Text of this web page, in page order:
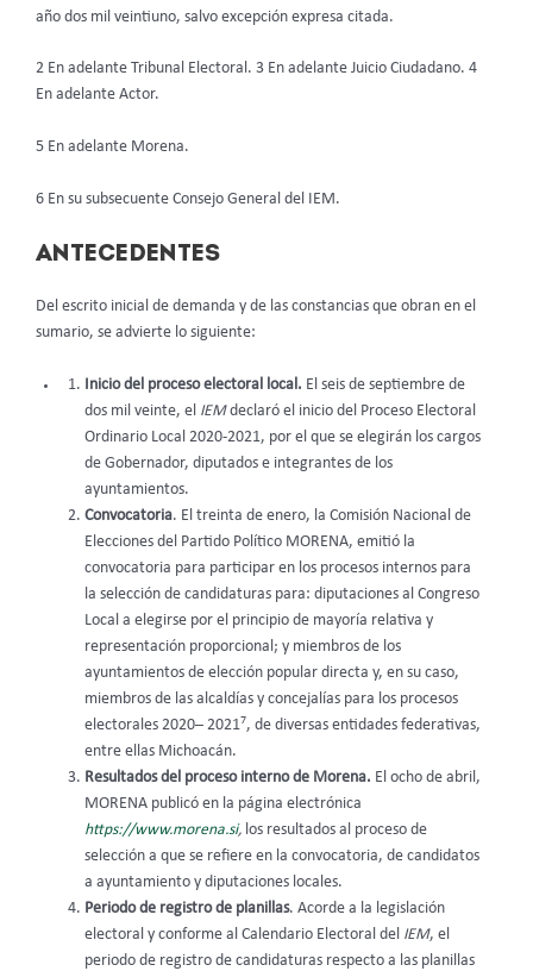
año dos mil veintiuno, salvo excepción expresa citada.
2 En adelante Tribunal Electoral. 3 En adelante Juicio Ciudadano. 4
En adelante Actor.
5 En adelante Morena.
6 En su subsecuente Consejo General del IEM.
ANTECEDENTES
Del escrito inicial de demanda y de las constancias que obran en el
sumario, se advierte lo siguiente:
Inicio del proceso electoral local. El seis de septiembre de
dos mil veinte, el IEMdeclaró el inicio del Proceso Electoral
Ordinario Local 2020-2021, por el que se elegirán los cargos
de Gobernador, diputados e integrantes de los
ayuntamientos.
Convocatoria. El treinta de enero, la Comisión Nacional de
Elecciones del Partido Político MORENA, emitió la
convocatoria para participar en los procesos internos para
la selección de candidaturas para: diputaciones al Congreso
Local a elegirse por el principio de mayoría relativa y
representación proporcional; y miembros de los
ayuntamientos de elección popular directa y, en su caso,
miembros de las alcaldías y concejalías para los procesos
electorales 2020– 20217, de diversas entidades federativas,
entre ellas Michoacán.
Resultados del proceso interno de Morena. El ocho de abril,
MORENA publicó en la página electrónica
https://www.morena.si, los resultados al proceso de
selección a que se refiere en la convocatoria, de candidatos
a ayuntamiento y diputaciones locales.
Periodo de registro de planillas. Acorde a la legislación
electoral y conforme al Calendario Electoral del IEM, el
periodo de registro de candidaturas respecto a las planillas